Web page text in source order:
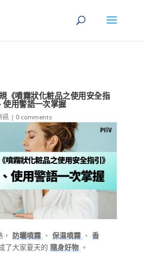
《噴霧狀化粧品之使用安全指
使用警語一次掌握
訊 |0 comments
防曬噴霧、 保濕噴霧、 香
了大家夏天的 隨身好物。